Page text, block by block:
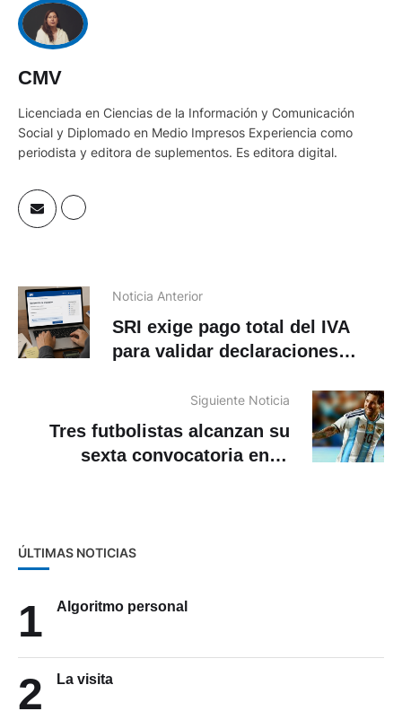
CMV
Licenciada en Ciencias de la Información y Comunicación
Social y Diplomado en Medio Impresos Experiencia como
periodista y editora de suplementos. Es editora digital.
Noticia Anterior
SRI exige pago total del IVA
para validar declaraciones
Siguiente Noticia
Tres futbolistas alcanzan su
sexta convocatoria en el
ÚLTIMAS NOTICIAS
1 Algoritmo personal
2 La visita